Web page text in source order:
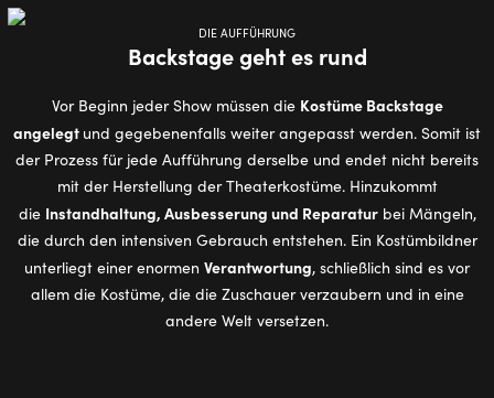
DIE AUFFÜHRUNG
Backstage geht es rund
Vor Beginn jeder Show müssen die Kostüme Backstage
angelegt und gegebenenfalls weiter angepasst werden. Somit ist
der Prozess für jede Aufführung derselbe und endet nicht bereits
mit der Herstellung der Theaterkostüme. Hinzukommt
die Instandhaltung, Ausbesserung und Reparaturbei Mängeln,
die durch den intensiven Gebrauch entstehen. Ein Kostümbildner
unterliegt einer enormen Verantwortung, schließlich sind es vor
allem die Kostüme, die die Zuschauer verzaubern und in eine
andere Welt versetzen.